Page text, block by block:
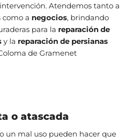
Atendemos tanto a
como a negocios, brindando
para la reparación de
y la reparación de persianas
de Gramenet
o atascada
un mal uso pueden hacer que